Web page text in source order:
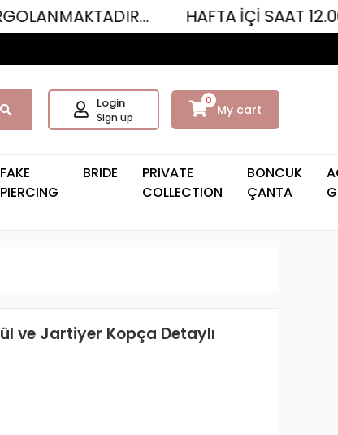
HAFTA İÇİ SAAT 12.00'YE KADAR
Login
Sign up
0
My cart
FAKE
PIERCING
BRIDE
PRIVATE
COLLECTION
BONCUK
ÇANTA
ve Jartiyer Kopça Detaylı